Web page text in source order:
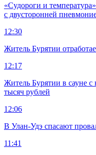
«Судороги и
с двусторонней
12:30
Житель Бурятии
12:17
Житель Бурятии в сауне
тысяч рублей
12:06
В Улан-Удэ спасают
11:41